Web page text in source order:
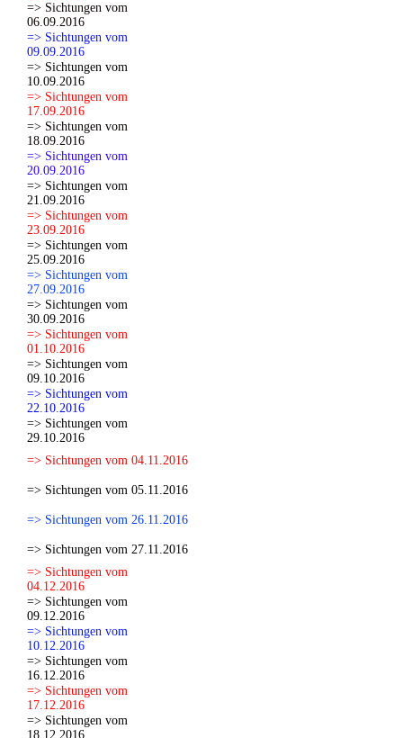
=> Sichtungen vom
06.09.2016
=> Sichtungen vom
09.09.2016
=> Sichtungen vom
10.09.2016
=> Sichtungen vom
17.09.2016
=> Sichtungen vom
18.09.2016
=> Sichtungen vom
20.09.2016
=> Sichtungen vom
21.09.2016
=> Sichtungen vom
23.09.2016
=> Sichtungen vom
25.09.2016
=> Sichtungen vom
27.09.2016
=> Sichtungen vom
30.09.2016
=> Sichtungen vom
01.10.2016
=> Sichtungen vom
09.10.2016
=> Sichtungen vom
22.10.2016
=> Sichtungen vom
29.10.2016
=> Sichtungen vom 04.11.2016
=> Sichtungen vom 05.11.2016
=> Sichtungen vom 26.11.2016
=> Sichtungen vom 27.11.2016
=> Sichtungen vom
04.12.2016
=> Sichtungen vom
09.12.2016
=> Sichtungen vom
10.12.2016
=> Sichtungen vom
16.12.2016
=> Sichtungen vom
17.12.2016
=> Sichtungen vom
18.12.2016